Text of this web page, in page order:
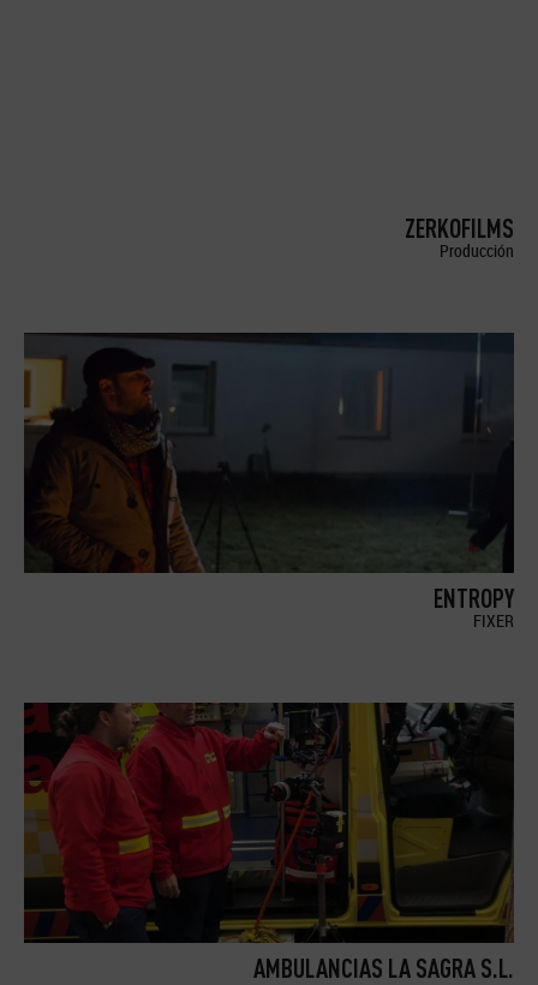
ZERKOFILMS
Producción
ENTROPY
FIXER
AMBULANCIAS LA SAGRA S.L.